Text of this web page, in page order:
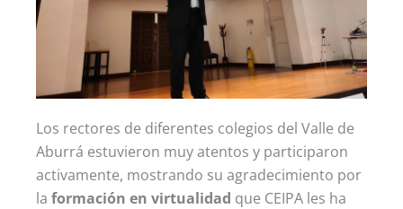
Los rectores de diferentes colegios del Valle de
Aburrá estuvieron muy atentos y participaron
activamente, mostrando su agradecimiento por
la formación en virtualidad que CEIPA les ha